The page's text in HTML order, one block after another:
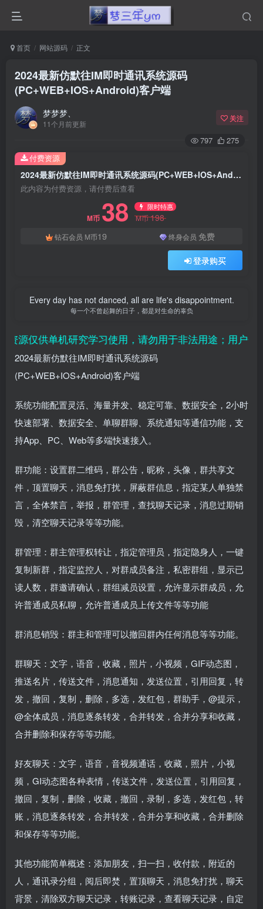
首页 网站源码 正文
2024最新仿默往IM即时通讯系统源码
(PC+WEB+IOS+Android)客户端
梦梦梦、
11个月前更新
关注
797 275
2024最新仿默往IM即时通讯系统源码(PC+WEB+IOS+Android)客户端
此内容为付费资源，请付费后查看
M币 38 限时特惠
M币198
钻石会员 M币19 终身会员 免费
登录购买
付费资源
Every day has not danced, all are life's disappointment.
每一个不曾起舞的日子，都是对生命的辜负
仅供单机研究学习使用，请勿用于非法用途；用户付费
2024最新仿默往IM即时通讯系统源码
(PC+WEB+IOS+Android)客户端
系统功能配置灵活、海量并发、稳定可靠、数据安全，2小时
快速部署、数据安全、单聊群聊、系统通知等通信功能，支
持App、PC、Web等多端快速接入。
群功能：设置群二维码，群公告，昵称，头像，群共享文
件，顶置聊天，消息免打扰，屏蔽群信息，指定某人单独禁
言，全体禁言，举报，群管理，查找聊天记录，消息过期销
毁，清空聊天记录等等功能。
群管理：群主管理权转让，指定管理员，指定隐身人，一键
复制新群，指定监控人，对群成员备注，私密群组，显示已
读人数，群邀请确认，群组减员设置，允许显示群成员，允
许普通成员私聊，允许普通成员上传文件等等功能
群消息销毁：群主和管理可以撤回群内任何消息等等功能。
群聊天：文字，语音，收藏，照片，小视频，GIF动态图，
推送名片，传送文件，消息通知，发送位置，引用回复，转
发，撤回，复制，删除，多选，发红包，群助手，@提示，
@全体成员，消息逐条转发，合并转发，合并分享和收藏，
合并删除和保存等等功能。
好友聊天：文字，语音，音视频通话，收藏，照片，小视
频，GI动态图各种表情，传送文件，发送位置，引用回复，
撤回，复制，删除，收藏，撤回，录制，多选，发红包，转
账，消息逐条转发，合并转发，合并分享和收藏，合并删除
和保存等等功能。
其他功能简单概述：添加朋友，扫一扫，收付款，附近的
人，通讯录分组，阅后即焚，置顶聊天，消息免打扰，聊天
背景，清除双方聊天记录，转账记录，查看聊天记录，自定